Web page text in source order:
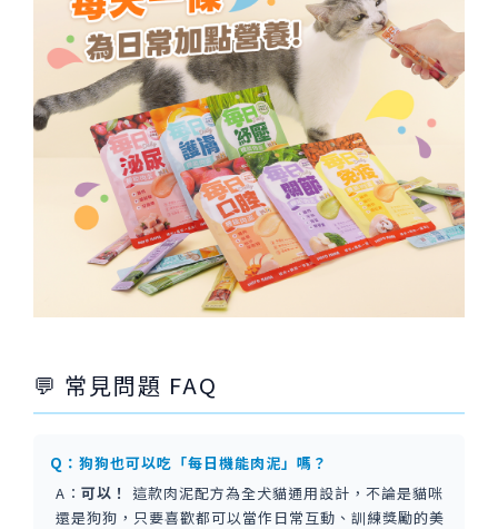
💬 常見問題 FAQ
Q：狗狗也可以吃「每日機能肉泥」嗎？
A： 可以！
這款肉泥配方為全犬貓通用設計，不論是貓咪
還是狗狗，只要喜歡都可以當作日常互動、訓練獎勵的美